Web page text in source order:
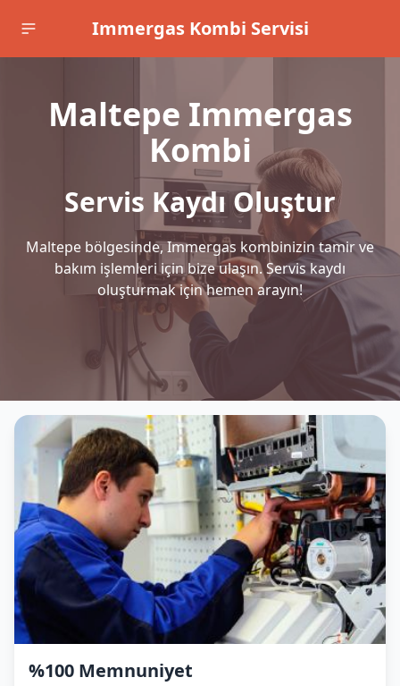
Immergas Kombi Servisi
Maltepe Immergas
Kombi
Servis Kaydı Oluştur
Maltepe bölgesinde, Immergas kombinizin tamir ve
bakım işlemleri için bize ulaşın. Servis kaydı
oluşturmak için hemen arayın!
%100 Memnuniyet